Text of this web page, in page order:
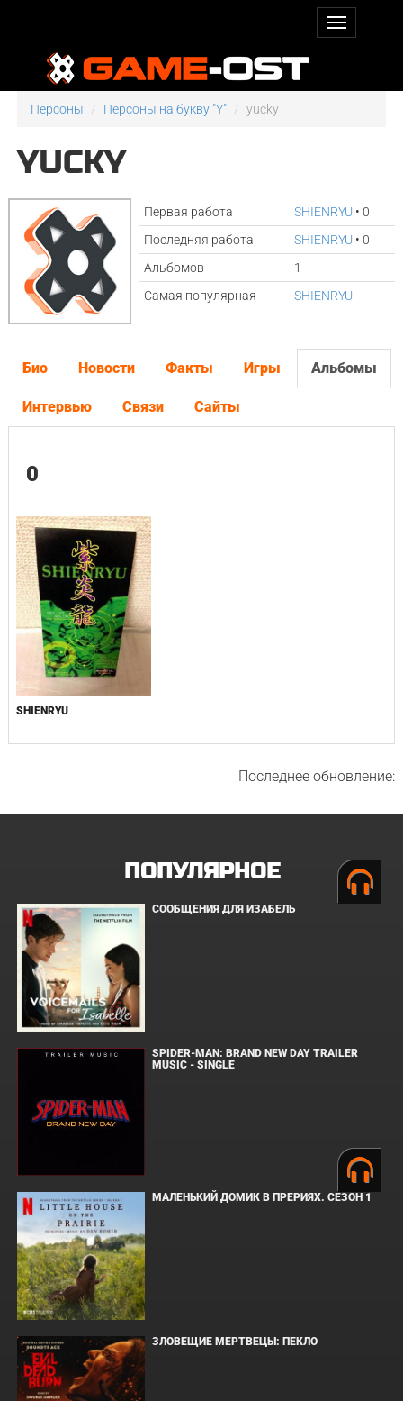
Персоны Персоны на букву "Y" yucky
YUCKY
Первая работа SHIENRYU • 0
Последняя работа
SHIENRYU • 0
Альбомов
1
Самая популярная
SHIENRYU
Био Новости Факты Игры Альбомы
Интервью Связи Сайты
0
SHIENRYU
Последнее обновление:
ПОПУЛЯРНОЕ
СООБЩЕНИЯ ДЛЯ ИЗАБЕЛЬ
SPIDER-MAN: BRAND NEW DAY TRAILER
MUSIC - SINGLE
МАЛЕНЬКИЙ ДОМИК В ПРЕРИЯХ. СЕЗОН 1
ЗЛОВЕЩИЕ МЕРТВЕЦЫ: ПЕКЛО